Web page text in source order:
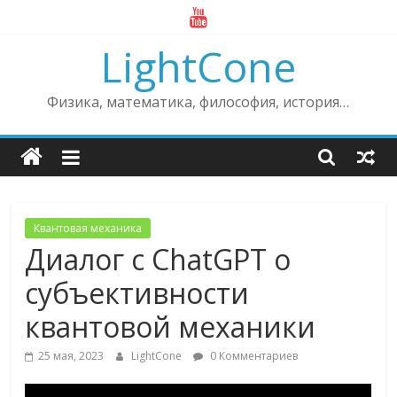
LightCone
Физика, математика, философия, история…
Квантовая механика
Диалог с ChatGPT о
субъективности
квантовой механики
25 мая, 2023 LightCone 0 Комментариев